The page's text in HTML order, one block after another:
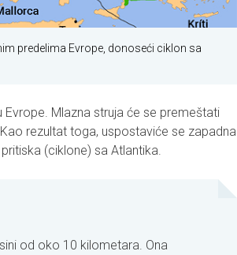
predelima Evrope, donoseći ciklon sa
Mlazna struja će se premeštati
rezultat toga, uspostaviće se zapadna
(ciklone) sa Atlantika.
od oko 10 kilometara. Ona